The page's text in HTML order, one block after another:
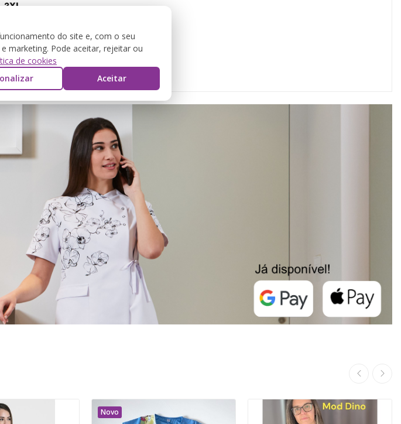
Novo
do site e, com o seu
marketing. Pode aceitar, rejeitar ou
de cookies
Aceitar